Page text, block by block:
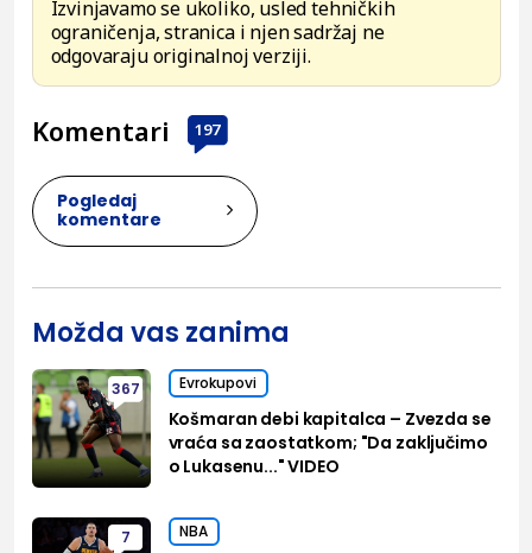
Izvinjavamo se ukoliko, usled tehničkih
ograničenja, stranica i njen sadržaj ne
odgovaraju originalnoj verziji.
Komentari 197
Pogledaj
komentare
Možda vas zanima
367 Evrokupovi
Košmaran debi kapitalca – Zvezda se
vraća sa zaostatkom; "Da zaključimo
o Lukasenu..." VIDEO
7 NBA